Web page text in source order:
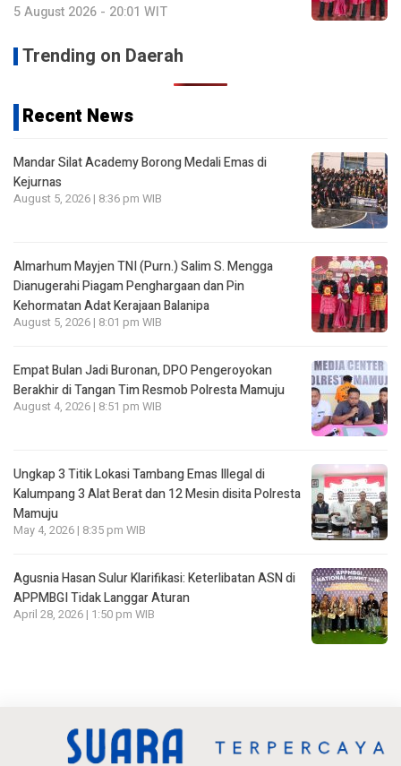
5 August 2026 - 20:01 WIT
Trending on Daerah
Recent News
Mandar Silat Academy Borong Medali Emas di
Kejurnas
August 5, 2026 | 8:36 pm WIB
Almarhum Mayjen TNI (Purn.) Salim S. Mengga
Dianugerahi Piagam Penghargaan dan Pin
Kehormatan Adat Kerajaan Balanipa
August 5, 2026 | 8:01 pm WIB
Empat Bulan Jadi Buronan, DPO Pengeroyokan
Berakhir di Tangan Tim Resmob Polresta Mamuju
August 4, 2026 | 8:51 pm WIB
Ungkap 3 Titik Lokasi Tambang Emas Illegal di
Kalumpang 3 Alat Berat dan 12 Mesin disita Polresta
Mamuju
May 4, 2026 | 8:35 pm WIB
Agusnia Hasan Sulur Klarifikasi: Keterlibatan ASN di
APPMBGI Tidak Langgar Aturan
April 28, 2026 | 1:50 pm WIB